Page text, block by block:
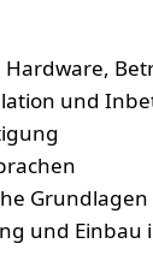
Hardware,
und
Grundlagen
und Einbau